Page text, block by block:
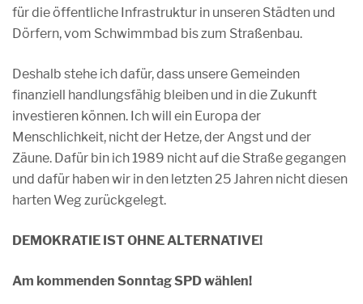
für die öffentliche Infrastruktur in unseren Städten und
Dörfern, vom Schwimmbad bis zum Straßenbau.
Deshalb stehe ich dafür, dass unsere Gemeinden
finanziell handlungsfähig bleiben und in die Zukunft
investieren können. Ich will ein Europa der
Menschlichkeit, nicht der Hetze, der Angst und der
Zäune. Dafür bin ich 1989 nicht auf die Straße gegangen
und dafür haben wir in den letzten 25 Jahren nicht diesen
harten Weg zurückgelegt.
DEMOKRATIE IST OHNE ALTERNATIVE!
Am kommenden Sonntag SPD wählen!